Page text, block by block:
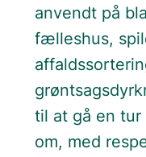
anvendt på
fælleshus,
til at gå en tur
om, med